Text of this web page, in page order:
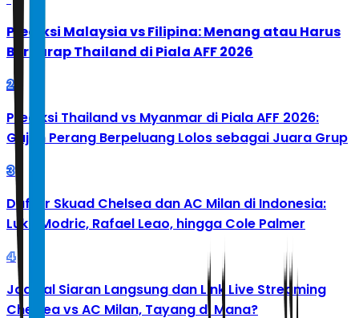
Prediksi Malaysia vs Filipina: Menang atau Harus
Berharap Thailand di Piala AFF 2026
2
Prediksi Thailand vs Myanmar di Piala AFF 2026:
Gajah Perang Berpeluang Lolos sebagai Juara Grup
3
Daftar Skuad Chelsea dan AC Milan di Indonesia:
Luka Modric, Rafael Leao, hingga Cole Palmer
4
Jadwal Siaran Langsung dan Link Live Streaming
Chelsea vs AC Milan, Tayang di Mana?